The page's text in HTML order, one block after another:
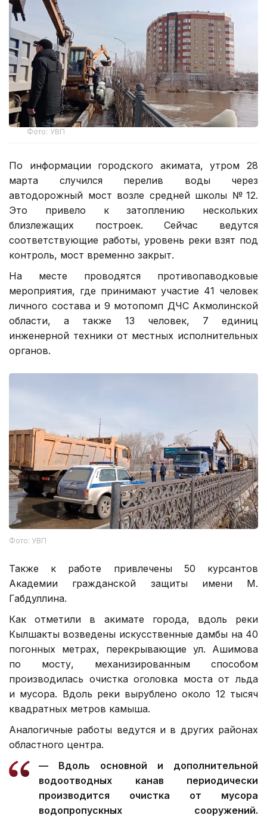
Фото: УВП
По информации городского акимата, утром 28
марта случился перелив воды через
автодорожный мост возле средней школы № 12.
Это привело к затоплению нескольких
близлежащих построек. Сейчас ведутся
соответствующие работы, уровень реки взят под
контроль, мост временно закрыт.
На месте проводятся противопаводковые
мероприятия, где принимают участие 41 человек
личного состава и 9 мотопомп ДЧС Акмолинской
области, а также 13 человек, 7 единиц
инженерной техники от местных исполнительных
органов.
Фото: УВП
Также к работе привлечены 50 курсантов
Академии гражданской защиты имени М.
Габдуллина.
Как отметили в акимате города, вдоль реки
Кылшакты возведены искусственные дамбы на 40
погонных метрах, перекрывающие ул. Ашимова
по мосту, механизированным способом
производилась очистка оголовка моста от льда
и мусора. Вдоль реки вырублено около 12 тысяч
квадратных метров камыша.
Аналогичные работы ведутся и в других районах
областного центра.
— Вдоль основной и дополнительной
водоотводных канав периодически
производится очистка от мусора
водопропускных сооружений.